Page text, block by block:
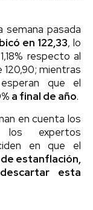
semana pasada
en 122,33, lo
respecto al
mientras
esperan que el
a final de año.
en cuenta los
los expertos
en que el
estanflación,
esta